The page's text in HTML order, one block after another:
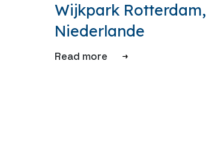
Wijkpark Rotterdam,
Niederlande
Read more